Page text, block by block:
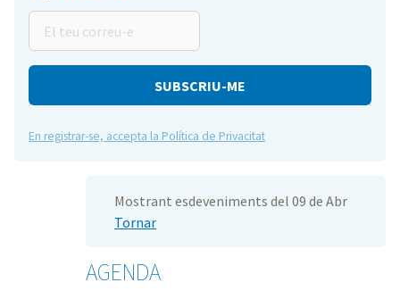
teu
correu-
En registrar-se, accepta la Política de Privacitat
Mostrant esdeveniments del 09 de Abr
Tornar
AGENDA